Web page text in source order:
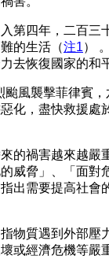
第四年，二百三
的生活（注1）
去恢復國家的和
風襲擊菲律賓
化，盡快救援處
的禍害越來越嚴
威脅」、「面對
出需要提高社會
物質遇到外部壓
或經濟危機等嚴